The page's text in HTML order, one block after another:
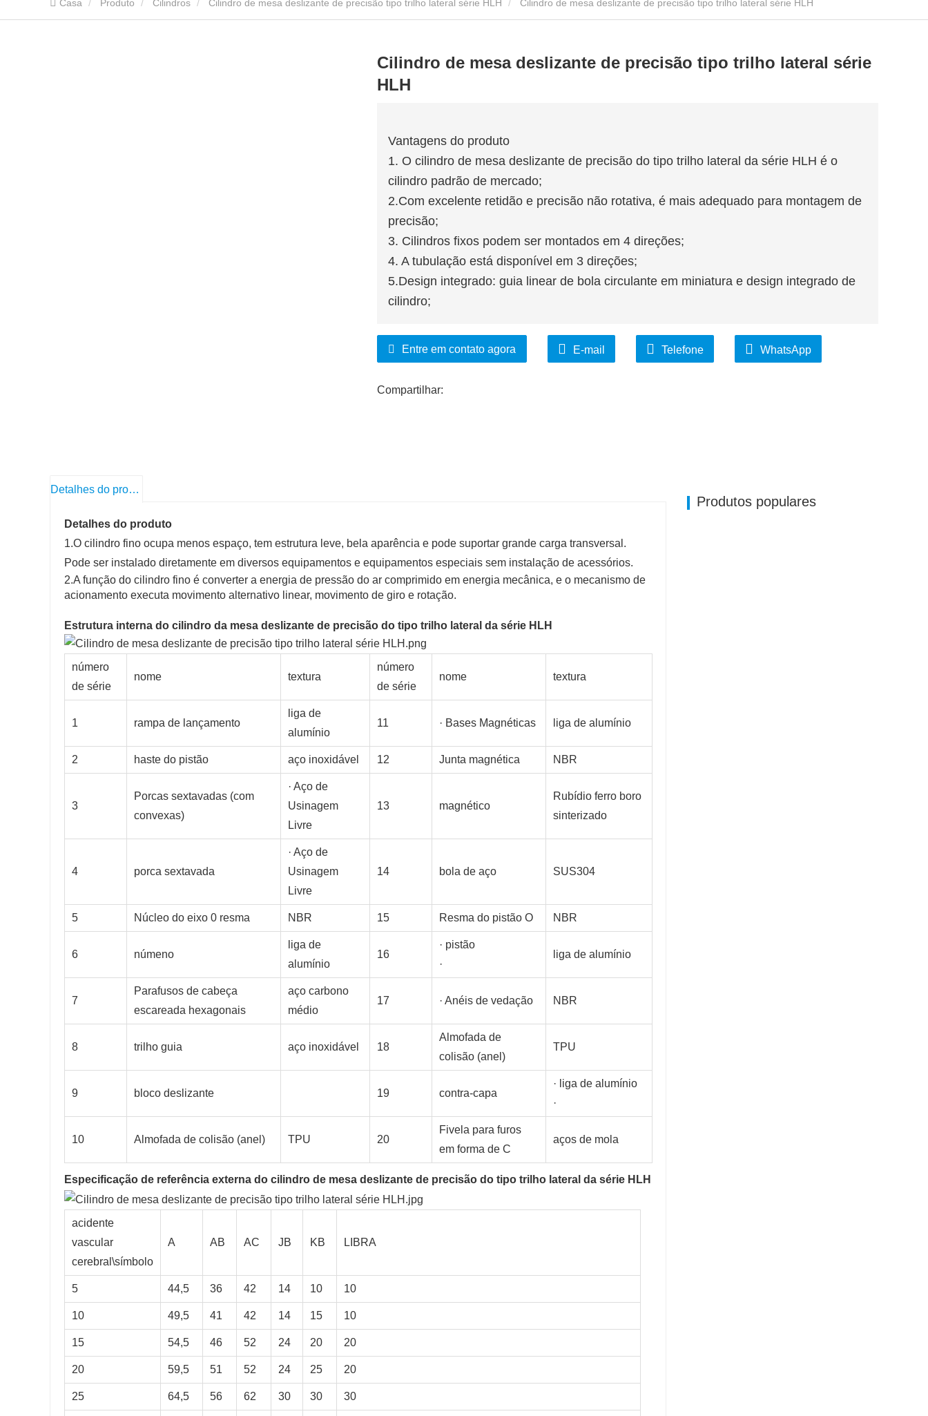
Casa Produto Cilindros Cilindro de mesa deslizante de precisão tipo trilho lateral série HLH Cilindro de mesa deslizante de precisão tipo trilho lateral série HLH
Cilindro de mesa deslizante de precisão tipo trilho lateral série
HLH
Vantagens do produto
1. O cilindro de mesa deslizante de precisão do tipo trilho lateral da série HLH é o
cilindro padrão de mercado;
2.Com excelente retidão e precisão não rotativa, é mais adequado para montagem de
precisão;
3. Cilindros fixos podem ser montados em 4 direções;
4. A tubulação está disponível em 3 direções;
5.Design integrado: guia linear de bola circulante em miniatura e design integrado de
cilindro;
Entre em contato agora E-mail Telefone WhatsApp
Compartilhar:
Detalhes do produto
Detalhes do produto
1.O cilindro fino ocupa menos espaço, tem estrutura leve, bela aparência e pode suportar grande carga transversal.
Pode ser instalado diretamente em diversos equipamentos e equipamentos especiais sem instalação de acessórios.
2.A função do cilindro fino é converter a energia de pressão do ar comprimido em energia mecânica, e o mecanismo de
acionamento executa movimento alternativo linear, movimento de giro e rotação.
Estrutura interna do cilindro da mesa deslizante de precisão do tipo trilho lateral da série HLH
número
de série
nome textura
número
de série
nome textura
1 rampa de lançamento
liga de
alumínio
11 · Bases Magnéticas liga de alumínio
2 haste do pistão aço inoxidável 12 Junta magnética NBR
3
Porcas sextavadas (com
convexas)
· Aço de
Usinagem
Livre
13 magnético
Rubídio ferro boro
sinterizado
4 porca sextavada
· Aço de
Usinagem
Livre
14 bola de aço SUS304
5 Núcleo do eixo 0 resma NBR 15 Resma do pistão O NBR
6 númeno
liga de
alumínio
16
· pistão
·
liga de alumínio
7
Parafusos de cabeça
escareada hexagonais
aço carbono
médio
17 · Anéis de vedação NBR
8 trilho guia aço inoxidável 18
Almofada de
colisão (anel)
TPU
9 bloco deslizante 19 contra-capa
· liga de alumínio
·
10 Almofada de colisão (anel) TPU 20
Fivela para furos
em forma de C
aços de mola
Especificação de referência externa do cilindro de mesa deslizante de precisão do tipo trilho lateral da série HLH
acidente
vascular
cerebral\símbolo
A AB AC JB KB LIBRA
5 44,5 36 42 14 10 10
10 49,5 41 42 14 15 10
15 54,5 46 52 24 20 20
20 59,5 51 52 24 25 20
25 64,5 56 62 30 30 30
Produtos populares